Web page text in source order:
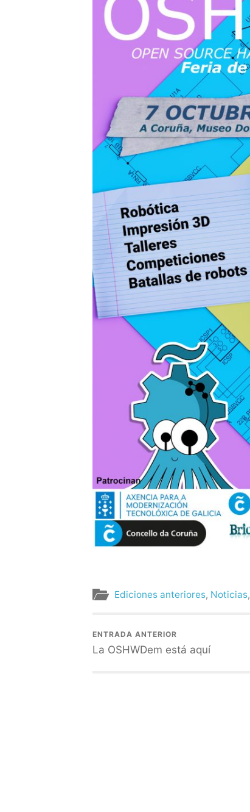
Ediciones anteriores, Noticias,
ENTRADA ANTERIOR
La OSHWDem está aquí